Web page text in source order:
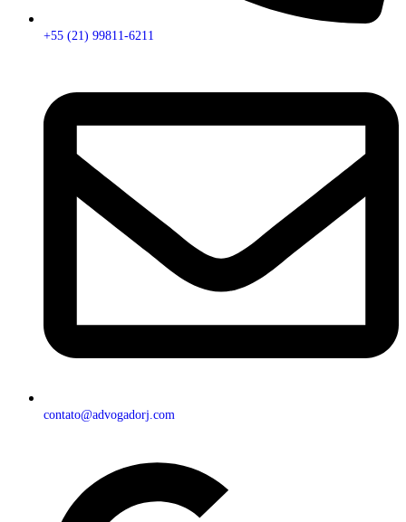
+55 (21) 99811-6211
contato@advogadorj.com